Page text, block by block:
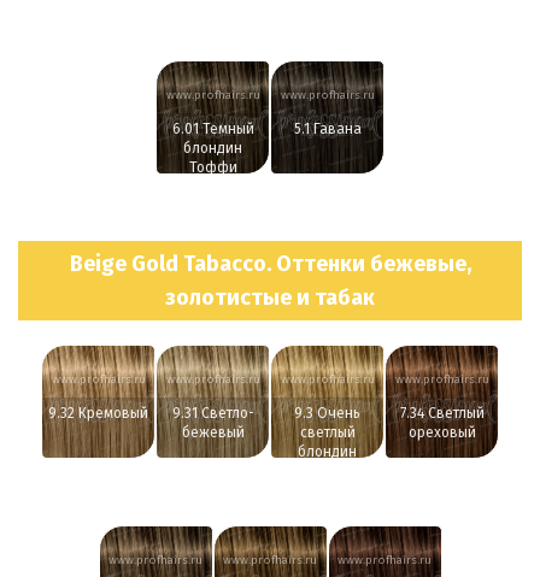
www.profhairs.ru
6.01 Темный
блондин
Тоффи
www.profhairs.ru
5.1 Гавана
Beige Gold Tabacco. Оттенки бежевые,
золотистые и табак
www.profhairs.ru
9.32 Кремовый
www.profhairs.ru
9.31 Светло-
бежевый
www.profhairs.ru
9.3 Очень
светлый
блондин
www.profhairs.ru
7.34 Светлый
ореховый
www.profhairs.ru www.profhairs.ru www.profhairs.ru